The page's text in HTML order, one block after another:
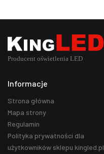
Informacje
Strona główna
Mapa strony
Regulamin
Polityka prywatności dla
użytkowników sklepu kingled.pl